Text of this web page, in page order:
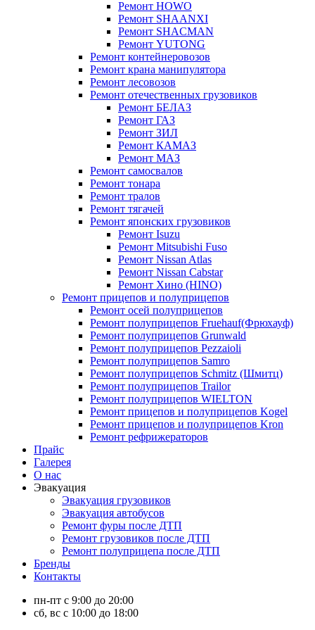
Ремонт HOWO
Ремонт SHAANXI
Ремонт SHACMAN
Ремонт YUTONG
Ремонт контейнеровозов
Ремонт крана манипулятора
Ремонт лесовозов
Ремонт отечественных грузовиков
Ремонт БЕЛАЗ
Ремонт ГАЗ
Ремонт ЗИЛ
Ремонт КАМАЗ
Ремонт МАЗ
Ремонт самосвалов
Ремонт тонара
Ремонт тралов
Ремонт тягачей
Ремонт японских грузовиков
Ремонт Isuzu
Ремонт Mitsubishi Fuso
Ремонт Nissan Atlas
Ремонт Nissan Cabstar
Ремонт Хино (HINO)
Ремонт прицепов и полуприцепов
Ремонт осей полуприцепов
Ремонт полуприцепов Fruehauf(Фрюхауф)
Ремонт полуприцепов Grunwald
Ремонт полуприцепов Pezzaioli
Ремонт полуприцепов Samro
Ремонт полуприцепов Schmitz (Шмитц)
Ремонт полуприцепов Trailor
Ремонт полуприцепов WIELTON
Ремонт прицепов и полуприцепов Kogel
Ремонт прицепов и полуприцепов Kron
Ремонт рефрижераторов
Прайс
Галерея
О нас
Эвакуация
Эвакуация грузовиков
Эвакуация автобусов
Ремонт фуры после ДТП
Ремонт грузовиков после ДТП
Ремонт полуприцепа после ДТП
Бренды
Контакты
пн-пт с 9:00 до 20:00
сб, вс с 10:00 до 18:00